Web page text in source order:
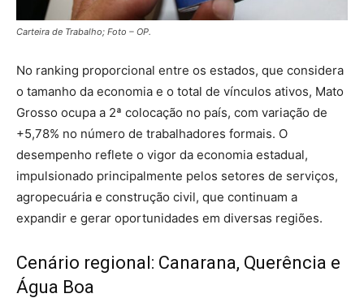
Carteira de Trabalho; Foto – OP.
No ranking proporcional entre os estados, que considera
o tamanho da economia e o total de vínculos ativos, Mato
Grosso ocupa a 2ª colocação no país, com variação de
+5,78% no número de trabalhadores formais. O
desempenho reflete o vigor da economia estadual,
impulsionado principalmente pelos setores de serviços,
agropecuária e construção civil, que continuam a
expandir e gerar oportunidades em diversas regiões.
Cenário regional: Canarana, Querência e
Água Boa